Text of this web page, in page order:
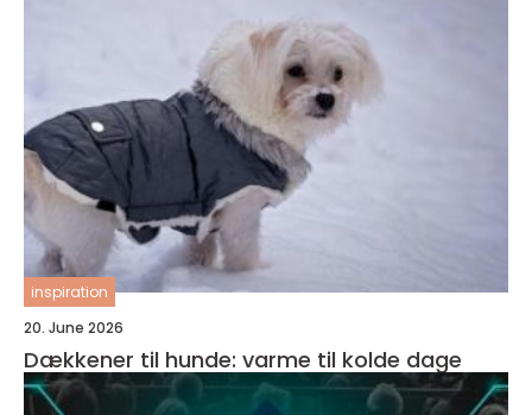
inspiration
20. June 2026
Dækkener til hunde: varme til kolde dage